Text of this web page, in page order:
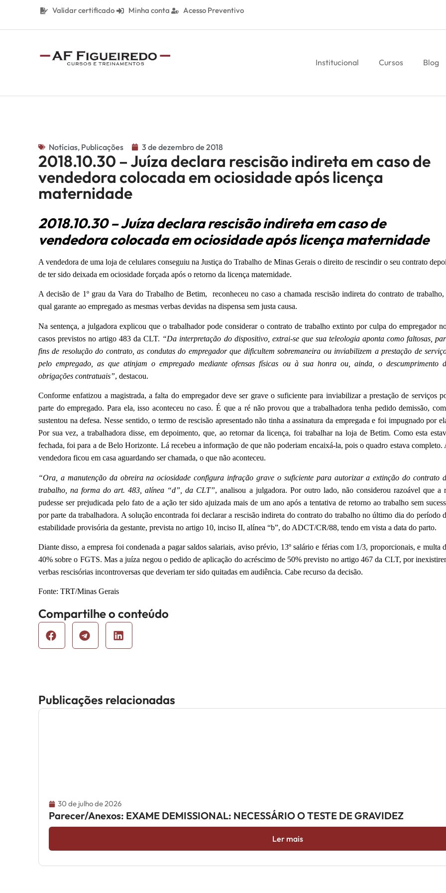
Validar certificado Minha conta Acesso Preventivo
Institucional Cursos Blog
Notícias, Publicações 3 de dezembro de 2018
2018.10.30 – Juíza declara rescisão indireta em caso de
vendedora colocada em ociosidade após licença
maternidade
2018.10.30 – Juíza declara rescisão indireta em caso de
vendedora colocada em ociosidade após licença maternidade
A vendedora de uma loja de celulares conseguiu na Justiça do Trabalho de Minas Gerais o direito de rescindir o seu contrato
de ter sido deixada em ociosidade forçada após o retorno da licença maternidade.
A decisão de 1º grau da Vara do Trabalho de Betim, reconheceu no caso a chamada rescisão indireta do contrato de trabalho,
qual garante ao empregado as mesmas verbas devidas na dispensa sem justa causa.
Na sentença, a julgadora explicou que o trabalhador pode considerar o contrato de trabalho extinto por culpa do empregador
casos previstos no artigo 483 da CLT. “Da interpretação do dispositivo, extrai-se que sua teleologia aponta como faltosas,
fins de resolução do contrato, as condutas do empregador que dificultem sobremaneira ou inviabilizem a prestação de
pelo empregado, as que atinjam o empregado mediante ofensas físicas ou à sua honra ou, ainda, o descumprimento
obrigações contratuais”, destacou.
Conforme enfatizou a magistrada, a falta do empregador deve ser grave o suficiente para inviabilizar a prestação de serviços
parte do empregado. Para ela, isso aconteceu no caso. É que a ré não provou que a trabalhadora tenha pedido demissão,
sustentou na defesa. Nesse sentido, o termo de rescisão apresentado não tinha a assinatura da empregada e foi impugnado por
Por sua vez, a trabalhadora disse, em depoimento, que, ao retornar da licença, foi trabalhar na loja de Betim. Como esta
fechada, foi para a de Belo Horizonte. Lá recebeu a informação de que não poderiam encaixá-la, pois o quadro estava completo.
vendedora ficou em casa aguardando ser chamada, o que não aconteceu.
“Ora, a manutenção da obreira na ociosidade configura infração grave o suficiente para autorizar a extinção do contrato
trabalho, na forma do art. 483, alínea “d”, da CLT”, analisou a julgadora. Por outro lado, não considerou razoável que a
pudesse ser prejudicada pelo fato de a ação ter sido ajuizada mais de um ano após a tentativa de retorno ao trabalho sem
por parte da trabalhadora. A solução encontrada foi declarar a rescisão indireta do contrato do trabalho no último dia do período
estabilidade provisória da gestante, prevista no artigo 10, inciso II, alínea “b”, do ADCT/CR/88, tendo em vista a data do parto.
Diante disso, a empresa foi condenada a pagar saldos salariais, aviso prévio, 13º salário e férias com 1/3, proporcionais, e multa
40% sobre o FGTS. Mas a juíza negou o pedido de aplicação do acréscimo de 50% previsto no artigo 467 da CLT, por
verbas rescisórias incontroversas que deveriam ter sido quitadas em audiência. Cabe recurso da decisão.
Fonte: TRT/Minas Gerais
Compartilhe o conteúdo
Publicações relacionadas
30 de julho de 2026
Parecer/Anexos: EXAME DEMISSIONAL: NECESSÁRIO O TESTE DE GRAVIDEZ
Ler mais